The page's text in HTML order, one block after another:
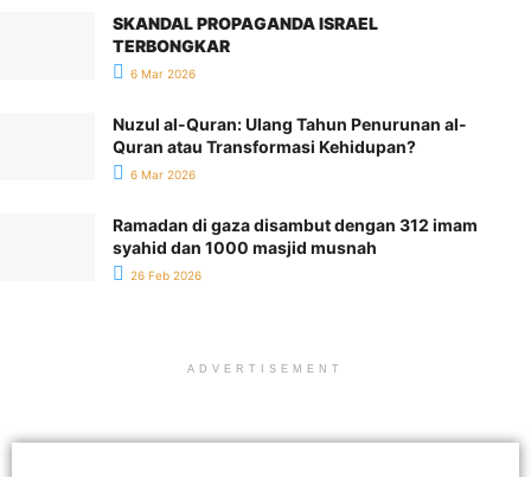
SKANDAL PROPAGANDA ISRAEL
TERBONGKAR
6 Mar 2026
Nuzul al-Quran: Ulang Tahun Penurunan al-
Quran atau Transformasi Kehidupan?
6 Mar 2026
Ramadan di gaza disambut dengan 312 imam
syahid dan 1000 masjid musnah
26 Feb 2026
ADVERTISEMENT